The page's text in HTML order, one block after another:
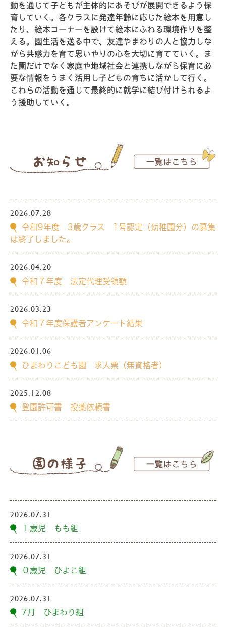
動を通じて子どもが主体的にあそびが展開できるよう保
育していく。各クラスに発達年齢に応じた絵本を用意し
たり、絵本コーナーを設けて絵本にふれる環境作りを整
える。園生活を送る中で、友達やまわりの人と協力しな
がら共感力を育て思いやりの心を大切に育てていく。ま
た園だけでなく家庭や地域社会と連携しながら保育に必
要な情報をうまく活用し子どもの育ちに活かして行く。
これらの活動を通じて最終的に就学に結び付けられるよ
う援助していく。
2026.07.28
令和9年度 3歳クラス 1号認定（幼稚園分）の募集
は終了しました。
2026.04.20
令和７年度 法定代理受領額
2026.03.23
令和７年度保護者アンケート結果
2026.01.06
ひまわりこども園 求人票（無資格者）
2025.12.08
登園許可書 投薬依頼書
2026.07.31
１歳児 もも組
2026.07.31
０歳児 ひよこ組
2026.07.31
7月 ひまわり組